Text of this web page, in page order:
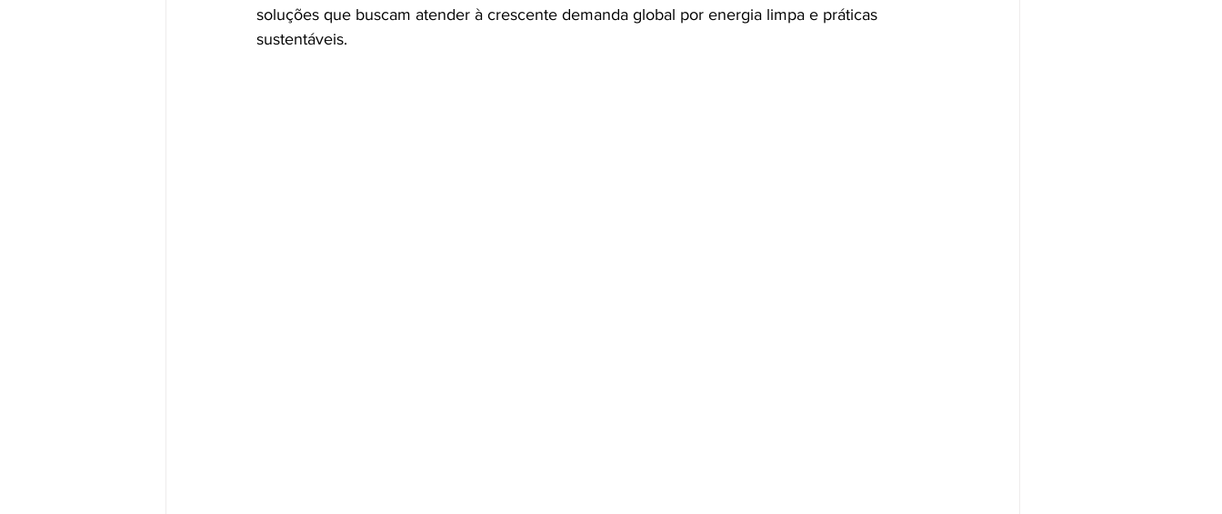
soluções que buscam atender à crescente demanda global por energia limpa e práticas
sustentáveis.